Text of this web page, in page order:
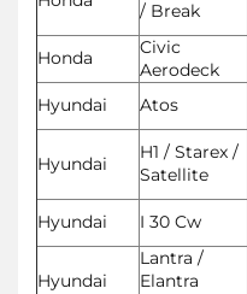
/ Break
Honda
Civic
Aerodeck
Hyundai
Atos
Hyundai
H1 / Starex /
Satellite
Hyundai
I 30 Cw
Hyundai
Lantra /
Elantra